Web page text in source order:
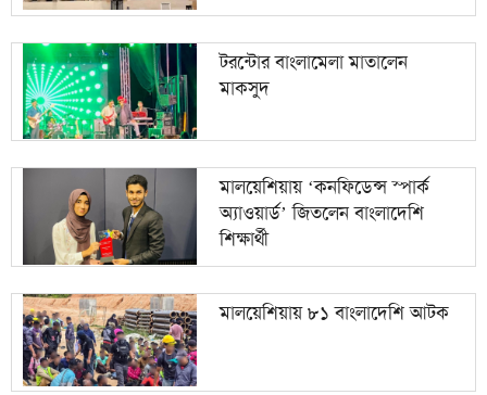
টরন্টোর বাংলামেলা মাতালেন
মাকসুদ
মালয়েশিয়ায় ‘কনফিডেন্স স্পার্ক
অ্যাওয়ার্ড’ জিতলেন বাংলাদেশি
শিক্ষার্থী
মালয়েশিয়ায় ৮১ বাংলাদেশি আটক